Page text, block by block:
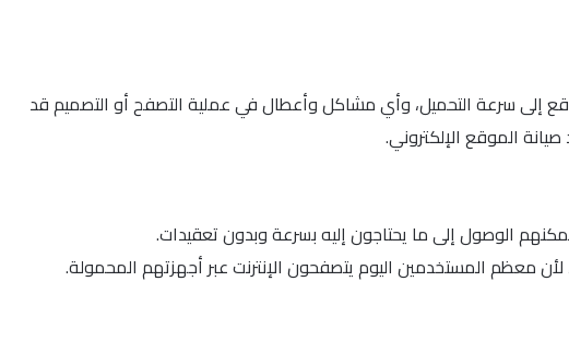
إلى سرعة التحميل، وأي مشاكل وأعطال في عملية التصفح أو التصميم قد
الموقع الإلكتروني.
الوصول إلى ما يحتاجون إليه بسرعة وبدون تعقيدات.
معظم المستخدمين اليوم يتصفحون الإنترنت عبر أجهزتهم المحمولة.